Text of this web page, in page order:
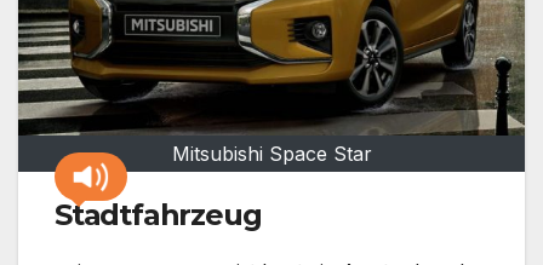
Mitsubishi Space Star
Stadtfahrzeug